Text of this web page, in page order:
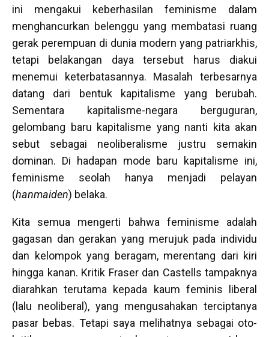
ini mengakui keberhasilan feminisme dalam
menghancurkan belenggu yang membatasi ruang
gerak perempuan di dunia modern yang patriarkhis,
tetapi belakangan daya tersebut harus diakui
menemui keterbatasannya. Masalah terbesarnya
datang dari bentuk kapitalisme yang berubah.
Sementara kapitalisme-negara berguguran,
gelombang baru kapitalisme yang nanti kita akan
sebut sebagai neoliberalisme justru semakin
dominan. Di hadapan mode baru kapitalisme ini,
feminisme seolah hanya menjadi pelayan
(hanmaiden) belaka.
Kita semua mengerti bahwa feminisme adalah
gagasan dan gerakan yang merujuk pada individu
dan kelompok yang beragam, merentang dari kiri
hingga kanan. Kritik Fraser dan Castells tampaknya
diarahkan terutama kepada kaum feminis liberal
(lalu neoliberal), yang mengusahakan terciptanya
pasar bebas. Tetapi saya melihatnya sebagai oto-